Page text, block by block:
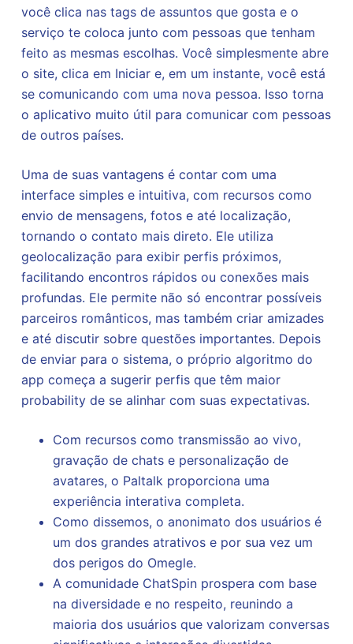
você clica nas tags de assuntos que gosta e o
serviço te coloca junto com pessoas que tenham
feito as mesmas escolhas. Você simplesmente abre
o site, clica em Iniciar e, em um instante, você está
se comunicando com uma nova pessoa. Isso torna
o aplicativo muito útil para comunicar com pessoas
de outros países.
Uma de suas vantagens é contar com uma
interface simples e intuitiva, com recursos como
envio de mensagens, fotos e até localização,
tornando o contato mais direto. Ele utiliza
geolocalização para exibir perfis próximos,
facilitando encontros rápidos ou conexões mais
profundas. Ele permite não só encontrar possíveis
parceiros românticos, mas também criar amizades
e até discutir sobre questões importantes. Depois
de enviar para o sistema, o próprio algoritmo do
app começa a sugerir perfis que têm maior
probability de se alinhar com suas expectativas.
Com recursos como transmissão ao vivo,
gravação de chats e personalização de
avatares, o Paltalk proporciona uma
experiência interativa completa.
Como dissemos, o anonimato dos usuários é
um dos grandes atrativos e por sua vez um
dos perigos do Omegle.
A comunidade ChatSpin prospera com base
na diversidade e no respeito, reunindo a
maioria dos usuários que valorizam conversas